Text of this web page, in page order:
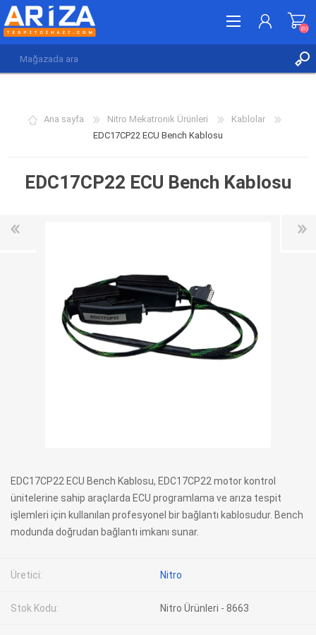
(0)
(0)
Ana sayfa Nitro Mekatronik Ürünleri
Kablolar
EDC17CP22 ECU Bench Kablosu
EDC17CP22 ECU Bench Kablosu
EDC17CP22 ECU Bench Kablosu, EDC17CP22 motor kontrol
ünitelerine sahip araçlarda ECU programlama ve arıza tespit
işlemleri için kullanılan profesyonel bir bağlantı kablosudur. Bench
modunda doğrudan bağlantı imkanı sunar.
Üretici: Nitro
Stok Kodu: Nitro Ürünleri - 8663